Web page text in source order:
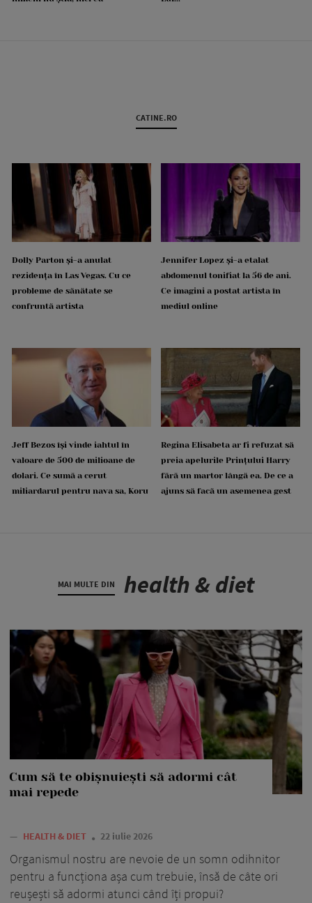
CATINE.RO
Dolly Parton și-a anulat
rezidența în Las Vegas. Cu ce
probleme de sănătate se
confruntă artista
Jennifer Lopez și-a etalat
abdomenul tonifiat la 56 de ani.
Ce imagini a postat artista în
mediul online
Jeff Bezos își vinde iahtul în
valoare de 500 de milioane de
dolari. Ce sumă a cerut
miliardarul pentru nava sa, Koru
Regina Elisabeta ar fi refuzat să
preia apelurile Prințului Harry
fără un martor lângă ea. De ce a
ajuns să facă un asemenea gest
MAI MULTE DIN health & diet
Cum să te obișnuiești să adormi cât
mai repede
— HEALTH & DIET 22 iulie 2026
Organismul nostru are nevoie de un somn odihnitor
pentru a funcționa așa cum trebuie, însă de câte ori
reușești să adormi atunci când îți propui?